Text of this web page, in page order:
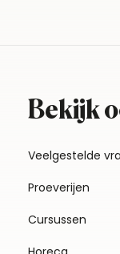
Bekijk
Veelgestelde
Proeverijen
Cursussen